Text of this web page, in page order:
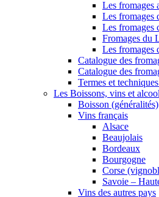
Les fromages
Les fromages
Les fromages
Fromages du
Les fromages
Catalogue des
Catalogue des
Termes et
Les Boissons, vins et
Boisson (généralités)
Vins français
Alsace
Beaujolais
Bordeaux
Bourgogne
Corse
Savoie –
Vins des autres pays